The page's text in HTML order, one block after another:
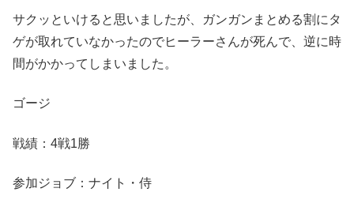
サクッといけると思いましたが、ガンガンまとめる割にタ
ゲが取れていなかったのでヒーラーさんが死んで、逆に時
間がかかってしまいました。
ゴージ
戦績：4戦1勝
参加ジョブ：ナイト・侍